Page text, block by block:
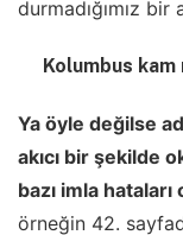
durmadığımız bir
Kolumbus
Ya öyle değilse
akıcı bir şekilde
bazı imla
örneğin 42.